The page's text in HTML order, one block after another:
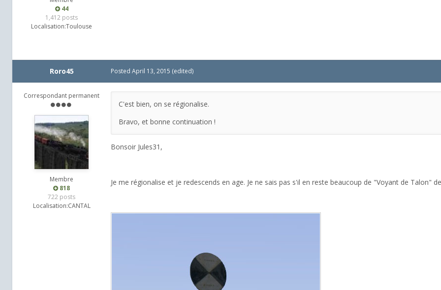
44
1,412 posts
Localisation:Toulouse
Roro45
Correspondant permanent
Membre
818
722 posts
Localisation:CANTAL
Posted April 13, 2015 (edited)
C'est bien, on se régionalise.
Bravo, et bonne continuation !
Bonsoir Jules31,
Je me régionalise et je redescends en age. Je ne sais pas s'il en reste beaucoup de "Voyant de Talon"